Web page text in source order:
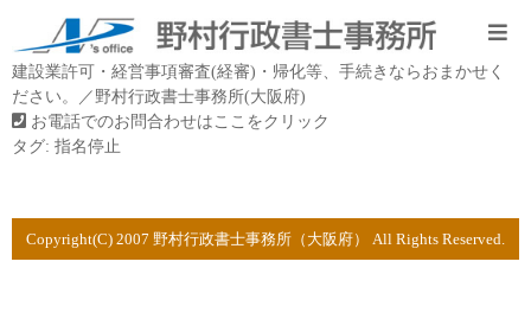
建設業許可・経営事項審査(経審)・帰化等、手続きならおまかせく
ださい。／野村行政書士事務所(大阪府)
お電話でのお問合わせはここをクリック
タグ: 指名停止
Copyright(C) 2007 野村行政書士事務所（大阪府） All Rights Reserved.